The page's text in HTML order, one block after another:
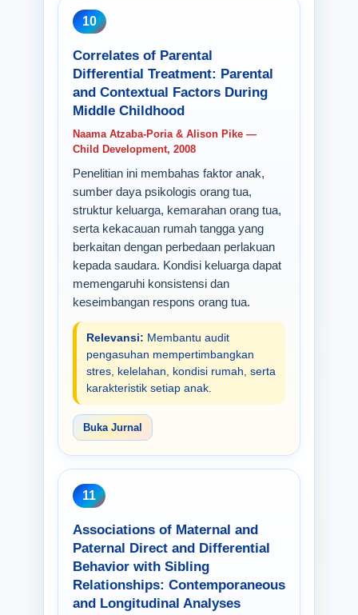
10
Correlates of Parental
Differential Treatment: Parental
and Contextual Factors During
Middle Childhood
Naama Atzaba-Poria & Alison Pike —
Child Development, 2008
Penelitian ini membahas faktor anak,
sumber daya psikologis orang tua,
struktur keluarga, kemarahan orang tua,
serta kekacauan rumah tangga yang
berkaitan dengan perbedaan perlakuan
kepada saudara. Kondisi keluarga dapat
memengaruhi konsistensi dan
keseimbangan respons orang tua.
Relevansi: Membantu audit
pengasuhan mempertimbangkan
stres, kelelahan, kondisi rumah, serta
karakteristik setiap anak.
Buka Jurnal
11
Associations of Maternal and
Paternal Direct and Differential
Behavior with Sibling
Relationships: Contemporaneous
and Longitudinal Analyses